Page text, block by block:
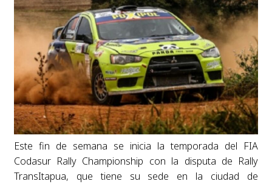
Este fin de semana se inicia la temporada del FIA
Codasur Rally Championship con la disputa de Rally
TransItapua, que tiene su sede en la ciudad de